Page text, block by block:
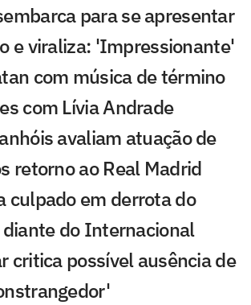
para se apresentar
e viraliza: 'Impressionante'
com música de término
com Lívia Andrade
avaliam atuação de
retorno ao Real Madrid
culpado em derrota do
do Internacional
critica possível ausência de